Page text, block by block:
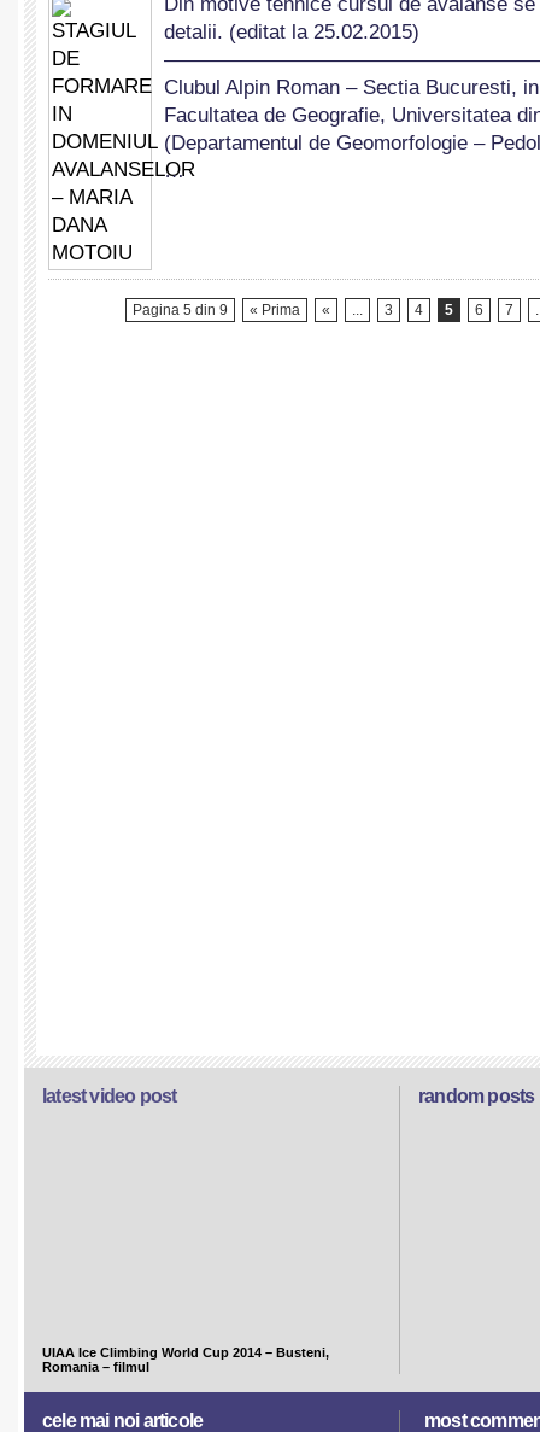
DE
AVALANSELOR
–
MARIA
detalii. (editat la 25.02.2015)
Clubul Alpin Roman – Sectia Bucuresti,
Facultatea de Geografie, Universitatea
(Departamentul de Geomorfologie –
…
Pagina 5 din 9 « Prima « ... 3 4 5 6 7
random posts
latest video post
UIAA Ice Climbing World Cup 2014 – Busteni,
Romania – filmul
cele mai noi articole most